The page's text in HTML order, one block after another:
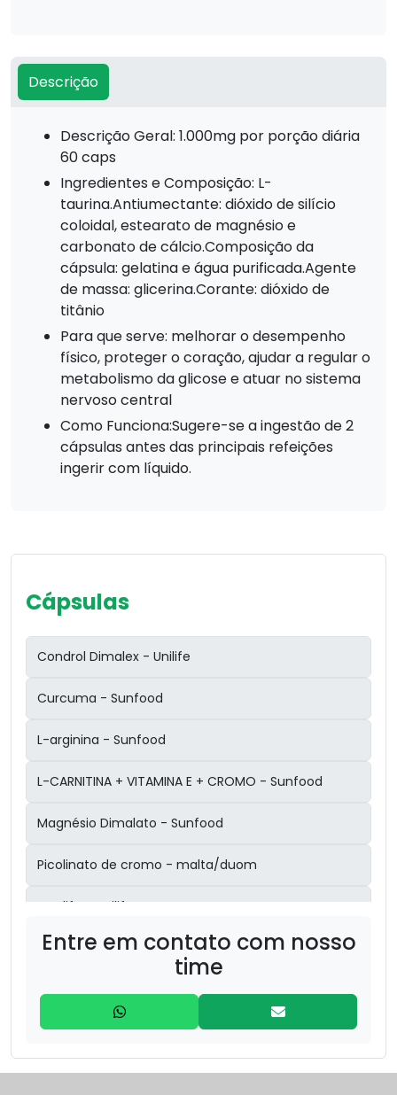
Descrição
Descrição Geral: 1.000mg por porção diária
60 caps
Ingredientes e Composição: L-
taurina.Antiumectante: dióxido de silício
coloidal, estearato de magnésio e
carbonato de cálcio.Composição da
cápsula: gelatina e água purificada.Agente
de massa: glicerina.Corante: dióxido de
titânio
Para que serve: melhorar o desempenho
físico, proteger o coração, ajudar a regular o
metabolismo da glicose e atuar no sistema
nervoso central
Como Funciona:Sugere-se a ingestão de 2
cápsulas antes das principais refeições
ingerir com líquido.
Cápsulas
Condrol Dimalex - Unilife
Curcuma - Sunfood
L-arginina - Sunfood
L-CARNITINA + VITAMINA E + CROMO - Sunfood
Magnésio Dimalato - Sunfood
Picolinato de cromo - malta/duom
Proslife - unilife
Psylium - Sunfood
3 magnésios inositol- malta/duom
:ÁCIDO HIALURÔNICO + COLÁGENO TIPO 2 - Sunfood
Ashwagandha - Reavita
Entre em contato com nosso
time